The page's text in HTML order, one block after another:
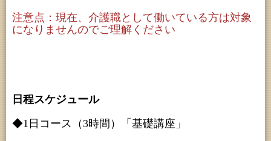
注意点：現在、介護職として働いている方は対象
になりませんのでご理解ください
日程スケジュール
◆1日コース（3時間）「基礎講座」